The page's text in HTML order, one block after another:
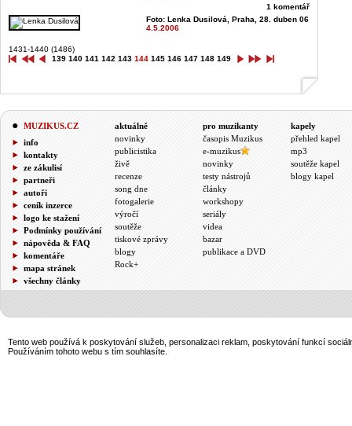
1 komentář
Foto: Lenka Dusilová, Praha, 28. duben 06
4.5.2006
1431-1440 (1486)
139 140 141 142 143 144 145 146 147 148 149
MUZIKUS.CZ
info
kontakty
ze zákulisí
partneři
autoři
ceník inzerce
logo ke stažení
Podmínky používání
nápověda & FAQ
komentáře
mapa stránek
všechny články
aktuálně
novinky
publicistika
živě
recenze
song dne
fotogalerie
výročí
soutěže
tiskové zprávy
blogy
Rock+
pro muzikanty
časopis Muzikus
e-muzikus
novinky
testy nástrojů
články
workshopy
seriály
videa
bazar
publikace a DVD
kapely
přehled kapel
mp3
soutěže kapel
blogy kapel
Tento web používá k poskytování služeb, personalizaci reklam, poskytování funkcí
Používáním tohoto webu s tím souhlasíte.